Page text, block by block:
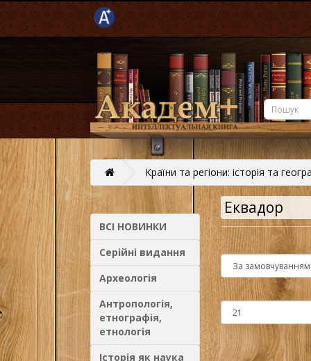
Країни та регіони: історія та
ВСІ НОВИНКИ
Серійні видання
Археологія
Антропологія,
етнографія,
етнологія
Історія як наука
Еквадор